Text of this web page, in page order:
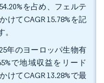
を占め、フェルテ
けてCAGR 15.78%を記
。
年のヨーロッパ生物有
で地域収益をリード
けてCAGR 13.28%で最